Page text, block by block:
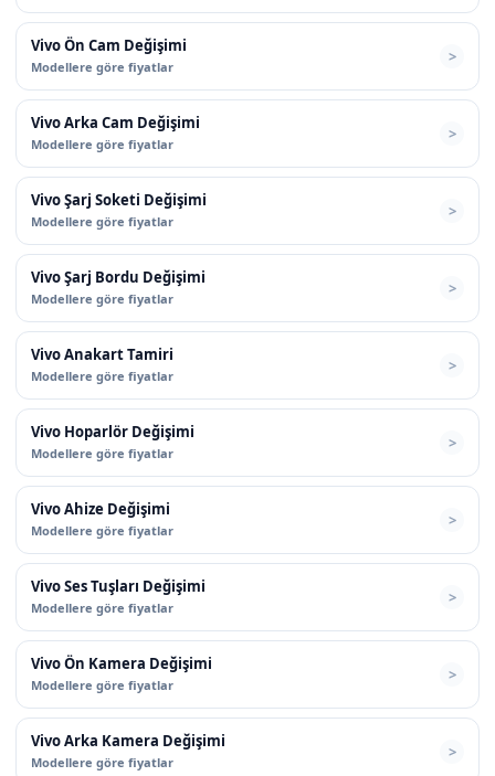
Vivo Ön Cam Değişimi
Modellere göre fiyatlar
Vivo Arka Cam Değişimi
Modellere göre fiyatlar
Vivo Şarj Soketi Değişimi
Modellere göre fiyatlar
Vivo Şarj Bordu Değişimi
Modellere göre fiyatlar
Vivo Anakart Tamiri
Modellere göre fiyatlar
Vivo Hoparlör Değişimi
Modellere göre fiyatlar
Vivo Ahize Değişimi
Modellere göre fiyatlar
Vivo Ses Tuşları Değişimi
Modellere göre fiyatlar
Vivo Ön Kamera Değişimi
Modellere göre fiyatlar
Vivo Arka Kamera Değişimi
Modellere göre fiyatlar